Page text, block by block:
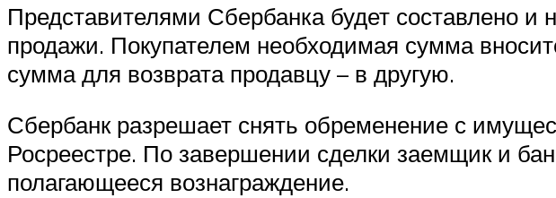
Представителями Сбербанка будет составлено и
продажи. Покупателем необходимая сумма
сумма для возврата продавцу – в другую.
Сбербанк разрешает снять обременение с
Росреестре. По завершении сделки заемщик и
полагающееся вознаграждение.